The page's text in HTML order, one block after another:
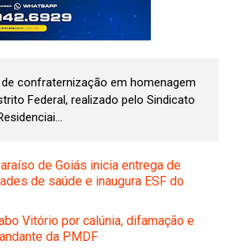
confraternização em homenagem
Federal, realizado pelo Sindicato
de Goiás inicia entrega de
de saúde e inaugura ESF do
Vitório por calúnia, difamação e
da PMDF